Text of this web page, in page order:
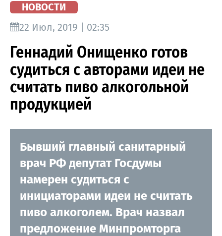
НОВОСТИ
22 Июл, 2019 | 02:35
Геннадий Онищенко готов
судиться с авторами идеи не
считать пиво алкогольной
продукцией
Бывший главный санитарный
врач РФ депутат Госдумы
намерен судиться с
инициаторами идеи не считать
пиво алкоголем. Врач назвал
предложение Минпромторга